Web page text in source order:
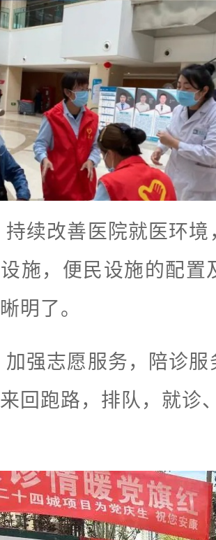
持续改善医院就医环
施，便民设施的配
明了。
加强志愿服务，陪诊
回跑路，排队，就诊